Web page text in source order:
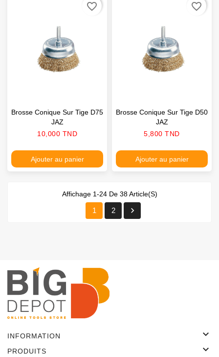
Brosse Conique Sur Tige D75
JAZ
Prix
10,000 TND
Ajouter au panier
favorite_border
Brosse Conique Sur Tige D50
JAZ
Prix
5,800 TND
Ajouter au panier
favorite_border
Affichage 1-24 De 38 Article(s)
1 2 
INFORMATION 
PRODUITS 